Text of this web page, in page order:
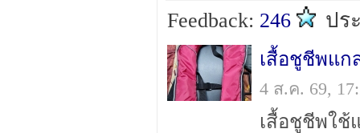
Feedback: 246 ปร
เสื้อชูชีพแก
4 ส.ค. 69,
เสื้อชูชีพใช้